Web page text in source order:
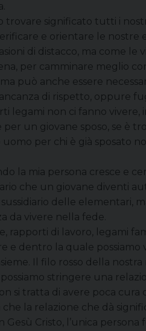
trovare significato tutti i
e orientare le
di distacco, ma come le
per camminare meglio
può anche essere
di rispetto, oppure
legami non ci fanno
per un giovane sposo, se è
per chi è già sposato
la mia persona cresce e
che un giovane diventi
delle elementari,
da vivere nella fede.
rapporti di lavoro, legami
e dentro la quale
Il filo rosso della
stringere una
si tratta di avere poca
la relazione che dà
Cristo, l’unica